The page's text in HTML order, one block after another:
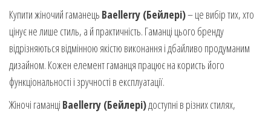
Купити жіночий гаманець Baellerry (Бейлері)– це вибір тих, хто
цінує не лише стиль, а й практичність. Гаманці цього бренду
відрізняються відмінною якістю виконання і дбайливо продуманим
дизайном. Кожен елемент гаманця працює на користь його
функціональності і зручності в експлуатації.
Жіночі гаманці Baellerry (Бейлері)доступні в різних стилях,